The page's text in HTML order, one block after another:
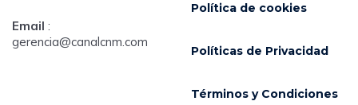
Email :
gerencia@canalcnm.com
Política de cookies
Políticas de Privacidad
Términos y Condiciones